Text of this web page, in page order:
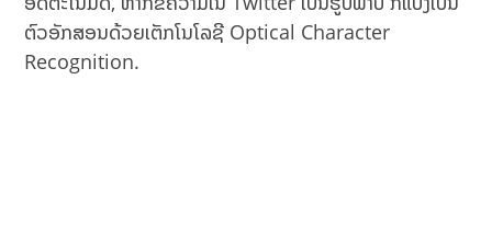
ຕົວອັກສອນດ້ວຍເຕັກໂນໂລຊີ Optical Character
Recognition.